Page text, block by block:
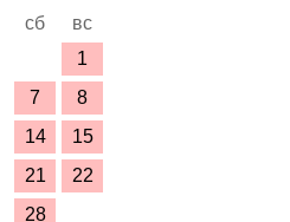
сб
вс
1
7
8
14
15
21
22
28